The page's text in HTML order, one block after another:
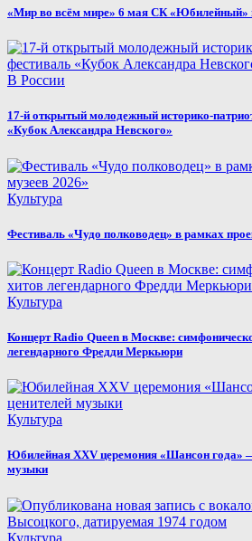
«Мир во всём мире» 6 мая СК «Юбилейный»
В России
17-й открытый молодежный историко-
«Кубок Александра Невского»
Культура
Фестиваль «Чудо полководец» в рамках
Культура
Концерт Radio Queen в Москве:
легендарного Фредди Меркьюри
Культура
Юбилейная XXV церемония «Шансон года»
музыки
Культура